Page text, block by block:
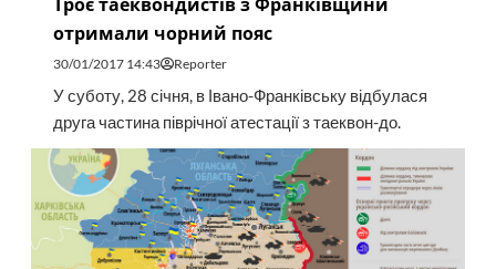
отримали чорний пояс
30/01/2017 14:43 Reporter
У суботу, 28 січня, в Івано-Франківську відбулася
друга частина піврічної атестації з таеквон-до.